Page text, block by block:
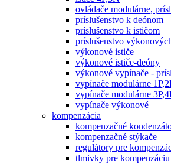
ovládače modulárne,
príslušenstvo k deónom
príslušenstvo k ističom
príslušenstvo
výkonové ističe
výkonové ističe-deóny
výkonové vypínače -
vypínače modulárne
vypínače modulárne
vypínače výkonové
kompenzácia
kompenzačné
kompenzačné stýkače
regulátory pre
tlmivky pre kompenzáciu